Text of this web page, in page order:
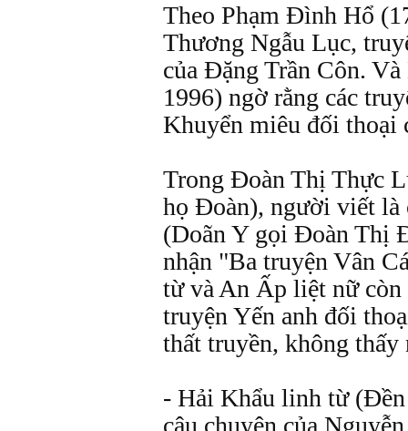
Theo Phạm Đình Hổ
Thương Ngẫu Lục,
của Đặng Trần Côn.
1996) ngờ rằng các
Khuyển miêu đối thoại
Trong Đoàn Thị Thực
họ Đoàn), người viết là
(Doãn Y gọi Đoàn Thị
nhận "Ba truyện Vân
từ và An Ấp liệt nữ
truyện Yến anh đối
thất truyền, không
- Hải Khẩu linh từ
câu chuyện của